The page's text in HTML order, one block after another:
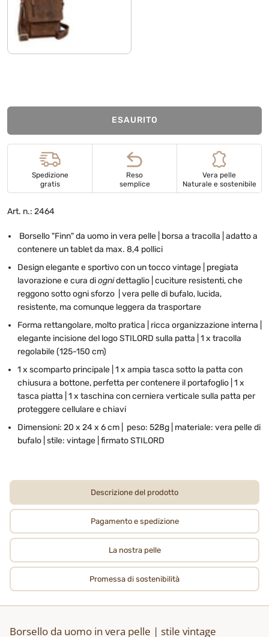
aneto - marrone
ESAURITO
Spedizione
gratis
Reso
semplice
Vera pelle
Naturale e sostenibile
Art. n.: 2464
Borsello "Finn" da uomo in vera pelle | borsa a tracolla | adatto a
contenere un tablet da max. 8,4 pollici
Design elegante e sportivo con un tocco vintage | pregiata
lavorazione e cura diognidettaglio | cuciture resistenti, che
reggono sotto ogni sforzo | vera pelle di bufalo, lucida,
resistente, ma comunque leggera da trasportare
Forma rettangolare, molto pratica | ricca organizzazione interna |
elegante incisione del logo STILORD sulla patta | 1 x tracolla
regolabile (125-150 cm)
1 x scomparto principale | 1 x ampia tasca sotto la patta con
chiusura a bottone, perfetta per contenere il portafoglio | 1 x
tasca piatta | 1 x taschina con cerniera verticale sulla patta per
proteggere cellulare e chiavi
Dimensioni: 20 x 24 x 6 cm | peso: 528g | materiale: vera pelle di
bufalo | stile: vintage | firmato STILORD
Descrizione del prodotto
Pagamento e spedizione
La nostra pelle
Promessa di sostenibilità
Borsello da uomo in vera pelle | stile vintage